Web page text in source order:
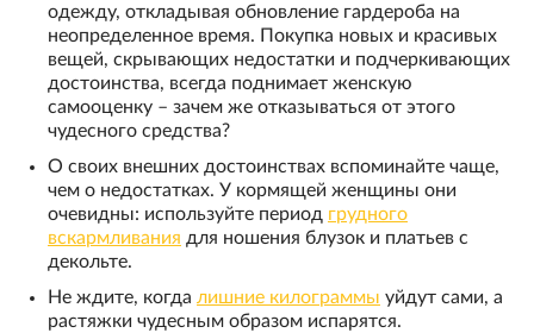
одежду, откладывая обновление гардероба на
неопределенное время. Покупка новых и красивых
вещей, скрывающих недостатки и подчеркивающих
достоинства, всегда поднимает женскую
самооценку – зачем же отказываться от этого
чудесного средства?
О своих внешних достоинствах вспоминайте чаще,
чем о недостатках. У кормящей женщины они
очевидны: используйте период грудного
вскармливания для ношения блузок и платьев с
декольте.
Не ждите, когда лишние килограммы уйдут сами, а
растяжки чудесным образом испарятся.